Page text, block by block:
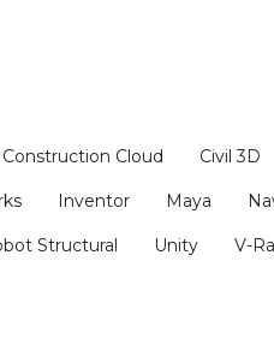
Cloud Civil 3D
Inventor Maya
Structural Unity V-